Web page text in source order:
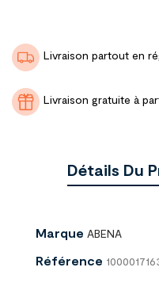
Livraison partout en
Livraison gratuite à
Détails Du
Marque ABENA
Référence